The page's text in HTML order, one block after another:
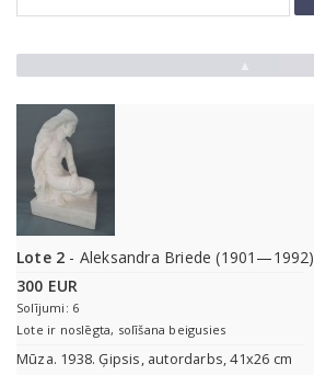
Lote 2 - Aleksandra Briede (1901—1992)
300 EUR
Solījumi: 6
Lote ir noslēgta, solīšana beigusies
Mūza. 1938. Ģipsis, autordarbs, 41x26 cm